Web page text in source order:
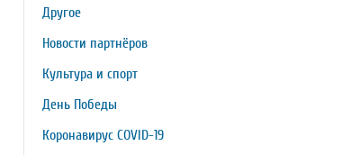
Другое
Новости партнёров
Культура и спорт
День Победы
Коронавирус COVID-19